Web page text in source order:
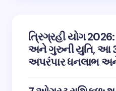
ત્રિગ્રહી યોગ
અને ગુરુની યુતિ, આ
અપરંપાર ધનલાભ